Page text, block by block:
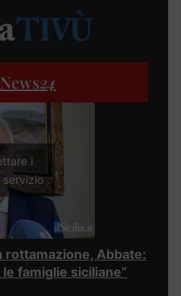
24
i
servizio
rottamazione, Abbate:
famiglie siciliane”